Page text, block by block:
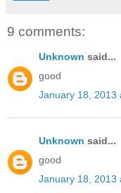
9 comments:
Unknown said...
good
January 18, 2013
Unknown said...
good
January 18, 2013